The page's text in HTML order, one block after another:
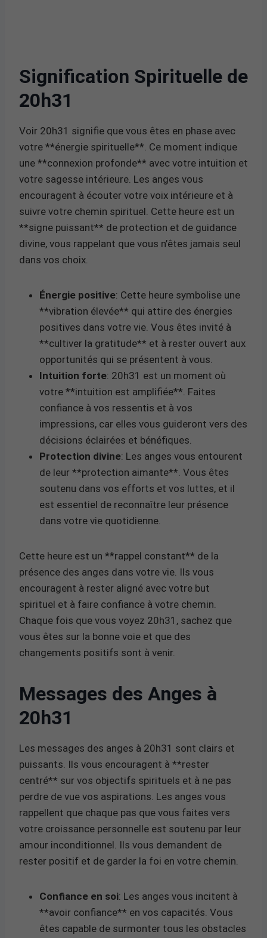
Signification Spirituelle de
20h31
Voir 20h31 signifie que vous êtes en phase avec
votre **énergie spirituelle**. Ce moment indique
une **connexion profonde** avec votre intuition et
votre sagesse intérieure. Les anges vous
encouragent à écouter votre voix intérieure et à
suivre votre chemin spirituel. Cette heure est un
**signe puissant** de protection et de guidance
divine, vous rappelant que vous n’êtes jamais seul
dans vos choix.
Énergie positive: Cette heure symbolise une
**vibration élevée** qui attire des énergies
positives dans votre vie. Vous êtes invité à
**cultiver la gratitude** et à rester ouvert aux
opportunités qui se présentent à vous.
Intuition forte: 20h31 est un moment où
votre **intuition est amplifiée**. Faites
confiance à vos ressentis et à vos
impressions, car elles vous guideront vers des
décisions éclairées et bénéfiques.
Protection divine: Les anges vous entourent
de leur **protection aimante**. Vous êtes
soutenu dans vos efforts et vos luttes, et il
est essentiel de reconnaître leur présence
dans votre vie quotidienne.
Cette heure est un **rappel constant** de la
présence des anges dans votre vie. Ils vous
encouragent à rester aligné avec votre but
spirituel et à faire confiance à votre chemin.
Chaque fois que vous voyez 20h31, sachez que
vous êtes sur la bonne voie et que des
changements positifs sont à venir.
Messages des Anges à
20h31
Les messages des anges à 20h31 sont clairs et
puissants. Ils vous encouragent à **rester
centré** sur vos objectifs spirituels et à ne pas
perdre de vue vos aspirations. Les anges vous
rappellent que chaque pas que vous faites vers
votre croissance personnelle est soutenu par leur
amour inconditionnel. Ils vous demandent de
rester positif et de garder la foi en votre chemin.
Confiance en soi: Les anges vous incitent à
**avoir confiance** en vos capacités. Vous
êtes capable de surmonter tous les obstacles